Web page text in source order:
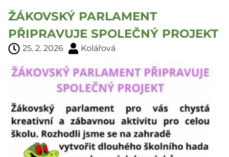
ŽÁKOVSKÝ PARLAMENT
PŘIPRAVUJE SPOLEČNÝ PROJEKT
25. 2. 2026 Kolářová